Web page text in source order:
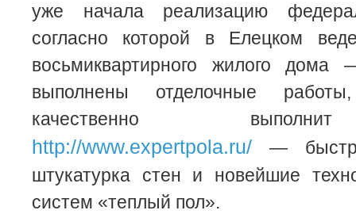
уже начала реализацию
согласно которой в Елецком
восьмиквартирного жилого
выполнены отделочные
качественно
http://www.expertpola.ru/ —
штукатурка стен и новейшие
систем «теплый пол».